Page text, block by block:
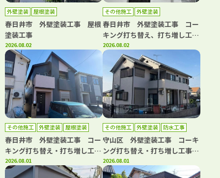
外壁塗装 屋根塗装
春日井市 外壁塗装工事 屋根
塗装工事
2026.08.02
その他施工 外壁塗装
春日井市 外壁塗装工事 コー
キング打ち替え、打ち増し工
事 屋根カバー工事 ベランダ
トップコート工事 浴室改修工
事 洗面台取り換え工事 キッ
チン取り換え工事
2026.08.02
その他施工 外壁塗装 屋根塗装
春日井市 外壁塗装工事 コー
キング打ち替え・打ち増し工
事 屋根塗装工事 ベランダト
ップコート工事
2026.08.01
その他施工 外壁塗装 防水工事
守山区 外壁塗装工事 コーキ
ング打ち替え・打ち増し工事
ベランダ防水工事
2026.08.01